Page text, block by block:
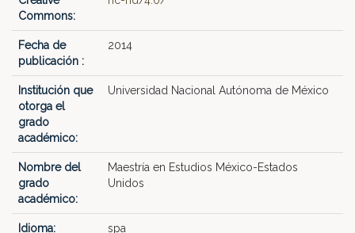
Commons:
Fecha de
publicación :
2014
Institución que
otorga el
grado
académico:
Universidad Nacional Autónoma de México
Nombre del
grado
académico:
Maestría en Estudios México-Estados
Unidos
Idioma: spa